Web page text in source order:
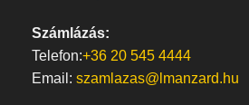
Számlázás:
Telefon:+36 20 545 4444
Email: szamlazas@lmanzard.hu